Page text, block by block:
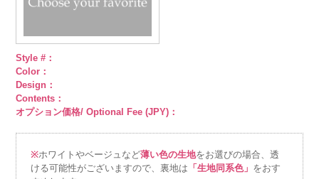
Style #：
Color：
Design：
Contents：
オプション価格/ Optional Fee (JPY)：
※ホワイトやベージュなど薄い色の生地をお選びの場合、透
ける可能性がございますので、裏地は 「生地同系色」 をおす